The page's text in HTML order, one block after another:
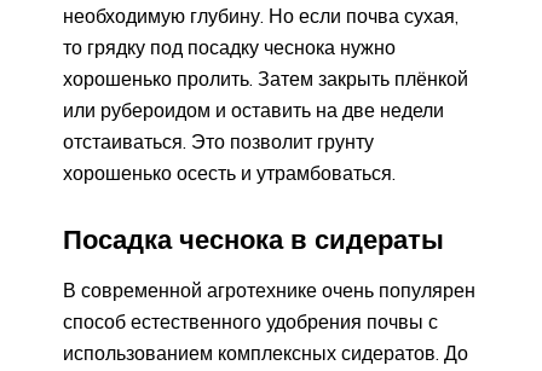
необходимую глубину. Но если почва сухая,
то грядку под посадку чеснока нужно
хорошенько пролить. Затем закрыть плёнкой
или рубероидом и оставить на две недели
отстаиваться. Это позволит грунту
хорошенько осесть и утрамбоваться.
Посадка чеснока в сидераты
В современной агротехнике очень популярен
способ естественного удобрения почвы с
использованием комплексных сидератов. До